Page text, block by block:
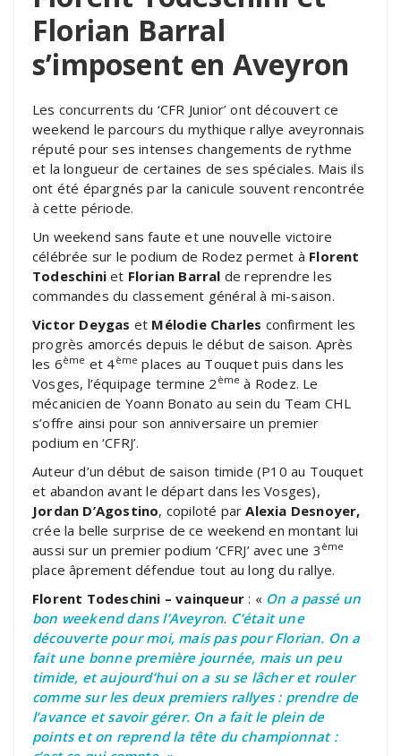
Florian Barral
s’imposent en Aveyron
Les concurrents du ‘CFR Junior’ ont découvert ce
weekend le parcours du mythique rallye aveyronnais
réputé pour ses intenses changements de rythme
et la longueur de certaines de ses spéciales. Mais ils
ont été épargnés par la canicule souvent rencontrée
à cette période.
Un weekend sans faute et une nouvelle victoire
célébrée sur le podium de Rodez permet à Florent
Todeschini et Florian Barral de reprendre les
commandes du classement général à mi-saison.
Victor Deygas et Mélodie Charles confirment les
progrès amorcés depuis le début de saison. Après
les 6ème et 4ème places au Touquet puis dans les
Vosges, l’équipage termine 2 ème à Rodez. Le
mécanicien de Yoann Bonato au sein du Team CHL
s’offre ainsi pour son anniversaire un premier
podium en ‘CFRJ’.
Auteur d’un début de saison timide (P10 au Touquet
et abandon avant le départ dans les Vosges),
Jordan D’Agostino, copiloté parAlexia Desnoyer,
crée la belle surprise de ce weekend en montant lui
aussi sur un premier podium ‘CFRJ’ avec une 3 ème
place âprement défendue tout au long du rallye.
Florent Todeschini – vainqueur : « On a passé un
bon weekend dans l’Aveyron. C’était une
découverte pour moi, mais pas pour Florian. On a
fait une bonne première journée, mais un peu
timide, et aujourd’hui on a su se lâcher et rouler
comme sur les deux premiers rallyes : prendre de
l’avance et savoir gérer. On a fait le plein de
points et on reprend la tête du championnat :